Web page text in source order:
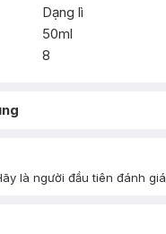
Dạng lì
50ml
8
là người đầu tiên đánh giá